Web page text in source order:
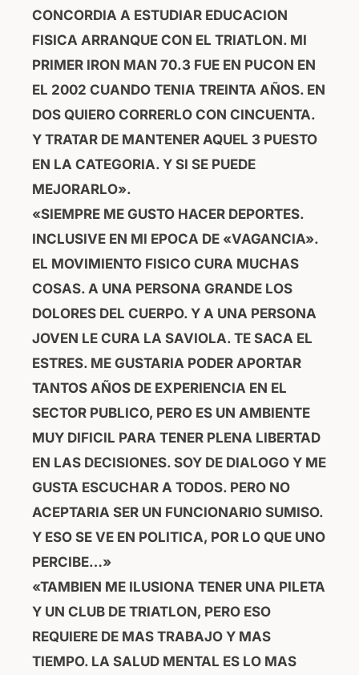
CONCORDIA A ESTUDIAR EDUCACION
FISICA ARRANQUE CON EL TRIATLON. MI
PRIMER IRON MAN 70.3 FUE EN PUCON EN
EL 2002 CUANDO TENIA TREINTA AÑOS. EN
DOS QUIERO CORRERLO CON CINCUENTA.
Y TRATAR DE MANTENER AQUEL 3 PUESTO
EN LA CATEGORIA. Y SI SE PUEDE
MEJORARLO».
«SIEMPRE ME GUSTO HACER DEPORTES.
INCLUSIVE EN MI EPOCA DE «VAGANCIA».
EL MOVIMIENTO FISICO CURA MUCHAS
COSAS. A UNA PERSONA GRANDE LOS
DOLORES DEL CUERPO. Y A UNA PERSONA
JOVEN LE CURA LA SAVIOLA. TE SACA EL
ESTRES. ME GUSTARIA PODER APORTAR
TANTOS AÑOS DE EXPERIENCIA EN EL
SECTOR PUBLICO, PERO ES UN AMBIENTE
MUY DIFICIL PARA TENER PLENA LIBERTAD
EN LAS DECISIONES. SOY DE DIALOGO Y ME
GUSTA ESCUCHAR A TODOS. PERO NO
ACEPTARIA SER UN FUNCIONARIO SUMISO.
Y ESO SE VE EN POLITICA, POR LO QUE UNO
PERCIBE…»
«TAMBIEN ME ILUSIONA TENER UNA PILETA
Y UN CLUB DE TRIATLON, PERO ESO
REQUIERE DE MAS TRABAJO Y MAS
TIEMPO. LA SALUD MENTAL ES LO MAS